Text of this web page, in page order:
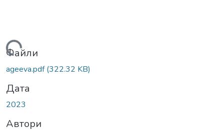
Файли
ageeva.pdf(322.32 KB)
Дата
2023
Автори